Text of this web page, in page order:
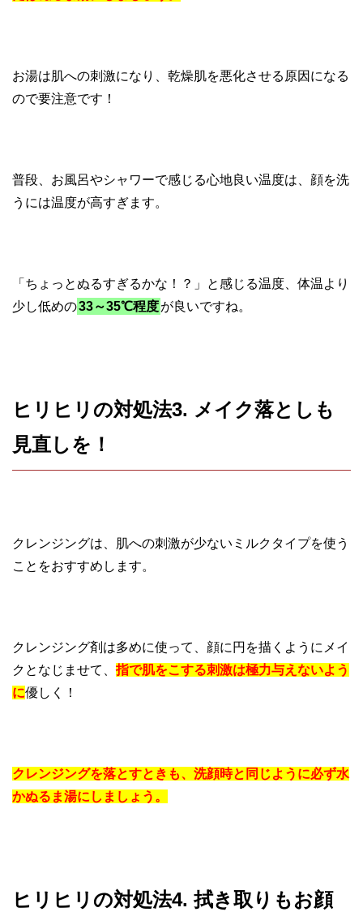
お湯は肌への刺激になり、乾燥肌を悪化させる原因になる
ので要注意です！
普段、お風呂やシャワーで感じる心地良い温度は、顔を洗
うには温度が高すぎます。
「ちょっとぬるすぎるかな！？」と感じる温度、体温より
少し低めの33～35℃程度が良いですね。
ヒリヒリの対処法3. メイク落としも
見直しを！
クレンジングは、肌への刺激が少ないミルクタイプを使う
ことをおすすめします。
クレンジング剤は多めに使って、顔に円を描くようにメイ
クとなじませて、指で肌をこする刺激は極力与えないよう
に優しく！
クレンジングを落とすときも、洗顔時と同じように必ず水
かぬるま湯にしましょう。
ヒリヒリの対処法4. 拭き取りもお顔